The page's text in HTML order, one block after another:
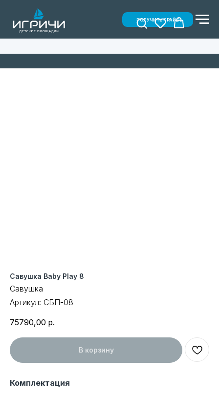
ПОЛУЧИТЬ ПРАЙС
Савушка Baby Play 8
Савушка
Артикул: СБП-08
75790,00 р.
В корзину
Комплектация